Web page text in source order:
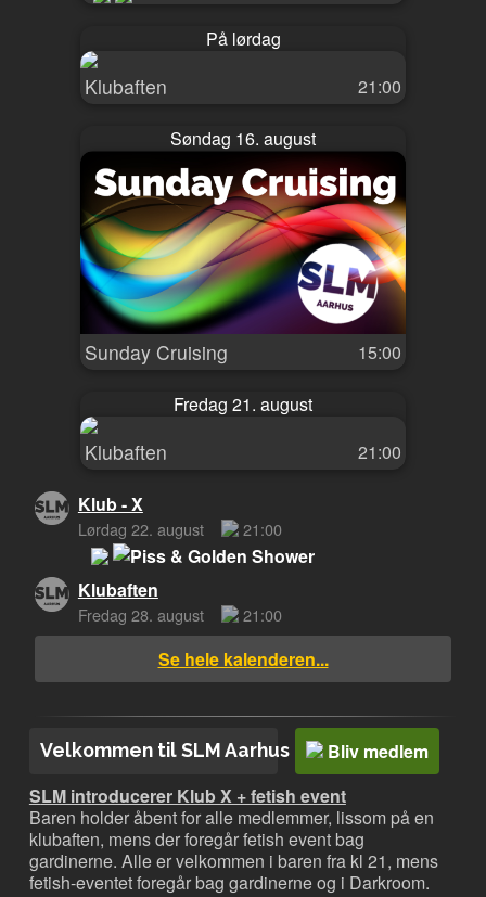
På lørdag
Klubaften 21:00
Søndag 16. august
Sunday Cruising 15:00
Fredag 21. august
Klubaften 21:00
Klub - X
Lørdag 22. august 21:00
Klubaften
Fredag 28. august 21:00
Se hele kalenderen...
Velkommen til SLM Aarhus
Bliv medlem
SLM introducerer Klub X + fetish event
Baren holder åbent for alle medlemmer, lissom på en
klubaften, mens der foregår fetish event bag
gardinerne. Alle er velkommen i baren fra kl 21, mens
fetish-eventet foregår bag gardinerne og i Darkroom.